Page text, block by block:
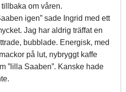
om våren.
igen” sade Ingrid med ett
Jag har aldrig träffat en
bubblade. Energisk, med
på lut, nybryggt kaffe
”lilla Saaben”. Kanske hade